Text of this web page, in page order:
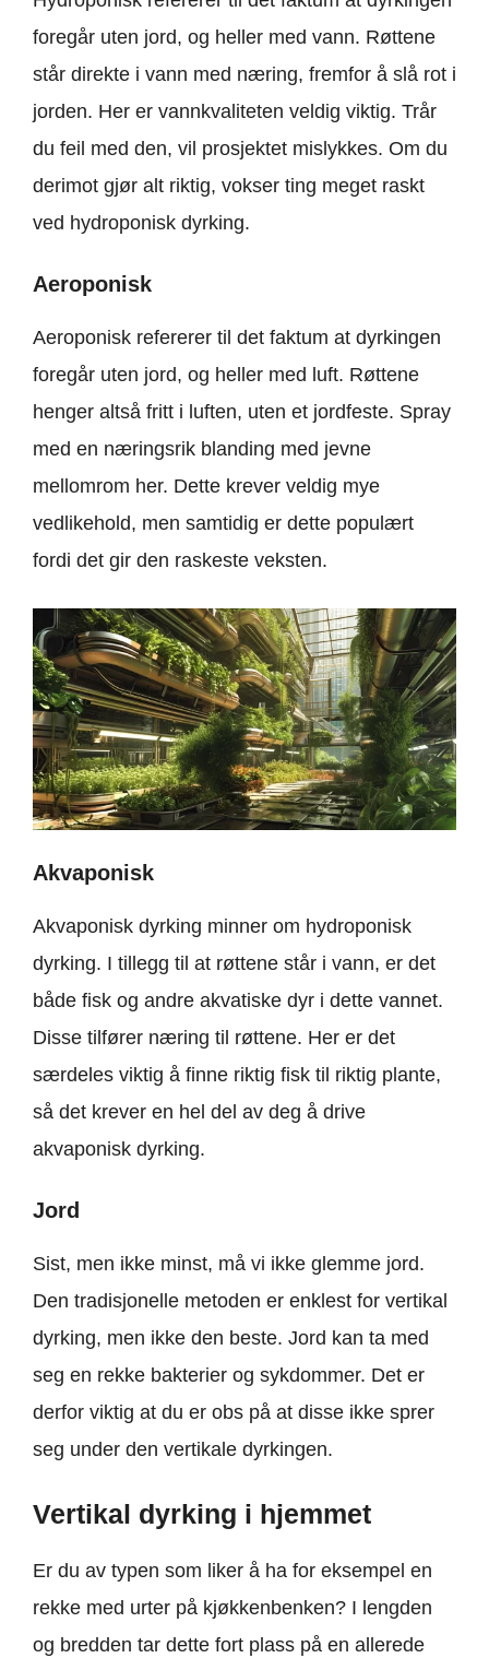
foregår uten jord, og heller med vann. Røttene
står direkte i vann med næring, fremfor å slå rot i
jorden. Her er vannkvaliteten veldig viktig. Trår
du feil med den, vil prosjektet mislykkes. Om du
derimot gjør alt riktig, vokser ting meget raskt
ved hydroponisk dyrking.
Aeroponisk
Aeroponisk refererer til det faktum at dyrkingen
foregår uten jord, og heller med luft. Røttene
henger altså fritt i luften, uten et jordfeste. Spray
med en næringsrik blanding med jevne
mellomrom her. Dette krever veldig mye
vedlikehold, men samtidig er dette populært
fordi det gir den raskeste veksten.
Akvaponisk
Akvaponisk dyrking minner om hydroponisk
dyrking. I tillegg til at røttene står i vann, er det
både fisk og andre akvatiske dyr i dette vannet.
Disse tilfører næring til røttene. Her er det
særdeles viktig å finne riktig fisk til riktig plante,
så det krever en hel del av deg å drive
akvaponisk dyrking.
Jord
Sist, men ikke minst, må vi ikke glemme jord.
Den tradisjonelle metoden er enklest for vertikal
dyrking, men ikke den beste. Jord kan ta med
seg en rekke bakterier og sykdommer. Det er
derfor viktig at du er obs på at disse ikke sprer
seg under den vertikale dyrkingen.
Vertikal dyrking i hjemmet
Er du av typen som liker å ha for eksempel en
rekke med urter på kjøkkenbenken? I lengden
og bredden tar dette fort plass på en allerede